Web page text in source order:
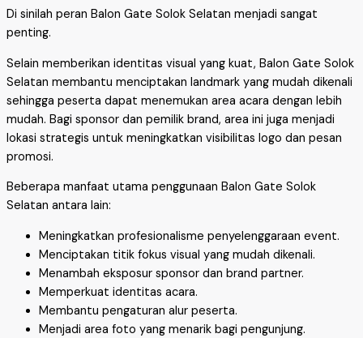
Di sinilah peran Balon Gate Solok Selatan menjadi sangat
penting.
Selain memberikan identitas visual yang kuat, Balon Gate Solok
Selatan membantu menciptakan landmark yang mudah dikenali
sehingga peserta dapat menemukan area acara dengan lebih
mudah. Bagi sponsor dan pemilik brand, area ini juga menjadi
lokasi strategis untuk meningkatkan visibilitas logo dan pesan
promosi.
Beberapa manfaat utama penggunaan Balon Gate Solok
Selatan antara lain:
Meningkatkan profesionalisme penyelenggaraan event.
Menciptakan titik fokus visual yang mudah dikenali.
Menambah eksposur sponsor dan brand partner.
Memperkuat identitas acara.
Membantu pengaturan alur peserta.
Menjadi area foto yang menarik bagi pengunjung.